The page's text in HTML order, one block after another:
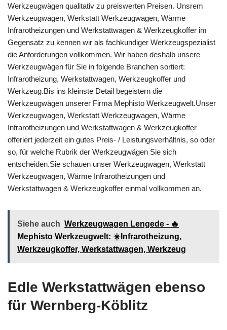
Werkzeugwägen qualitativ zu preiswerten Preisen. Unsrem
Werkzeugwagen, Werkstatt Werkzeugwagen, Wärme
Infrarotheizungen und Werkstattwagen & Werkzeugkoffer im
Gegensatz zu kennen wir als fachkundiger Werkzeugspezialist
die Anforderungen vollkommen. Wir haben deshalb unsere
Werkzeugwägen für Sie in folgende Branchen sortiert:
Infrarotheizung, Werkstattwagen, Werkzeugkoffer und
Werkzeug.Bis ins kleinste Detail begeistern die
Werkzeugwägen unserer Firma Mephisto Werkzeugwelt.Unser
Werkzeugwagen, Werkstatt Werkzeugwagen, Wärme
Infrarotheizungen und Werkstattwagen & Werkzeugkoffer
offeriert jederzeit ein gutes Preis- / Leistungsverhältnis, so oder
so, für welche Rubrik der Werkzeugwägen Sie sich
entscheiden.Sie schauen unser Werkzeugwagen, Werkstatt
Werkzeugwagen, Wärme Infrarotheizungen und
Werkstattwagen & Werkzeugkoffer einmal vollkommen an.
Siehe auch Werkzeugwagen Lengede - 🔥
Mephisto Werkzeugwelt: ☀️Infrarotheizung,
Werkzeugkoffer, Werkstattwagen, Werkzeug
Edle Werkstattwägen ebenso
für Wernberg-Köblitz